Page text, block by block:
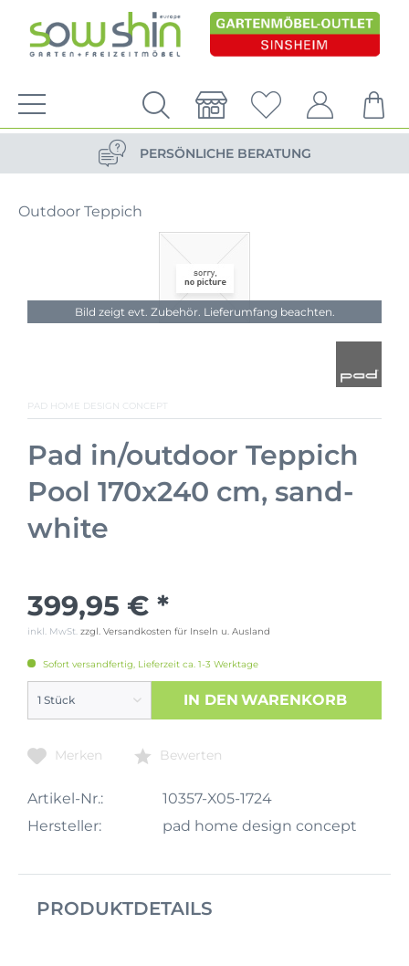
VERSANDKOSTENFREIE LIEFERUNG
PERSÖNLICHE BERATUNG
VERSANDKOSTENFREIE LIEFERUNG
PERSÖNLICHE BERATUNG
Outdoor Teppich
Bild zeigt evt. Zubehör. Lieferumfang beachten.
PAD HOME DESIGN CONCEPT
Pad in/outdoor Teppich
Pool 170x240 cm, sand-
white
399,95 € *
inkl. MwSt. zzgl. Versandkosten für Inseln u. Ausland
Sofort versandfertig, Lieferzeit ca. 1-3 Werktage
IN DEN WARENKORB
Merken Bewerten
Artikel-Nr.:
10357-X05-1724
Hersteller:
pad home design concept
PRODUKTDETAILS